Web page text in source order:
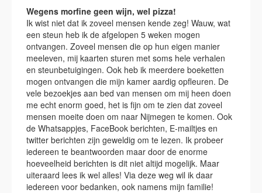
Wegens morfine geen wijn, wel pizza!
Ik wist niet dat ik zoveel mensen kende zeg! Wauw, wat
een steun heb ik de afgelopen 5 weken mogen
ontvangen. Zoveel mensen die op hun eigen manier
meeleven, mij kaarten sturen met soms hele verhalen
en steunbetuigingen. Ook heb ik meerdere boeketten
mogen ontvangen die mijn kamer aardig opfleuren. De
vele bezoekjes aan bed van mensen om mij heen doen
me echt enorm goed, het is fijn om te zien dat zoveel
mensen moeite doen om naar Nijmegen te komen. Ook
de Whatsappjes, FaceBook berichten, E-mailtjes en
twitter berichten zijn geweldig om te lezen. Ik probeer
iedereen te beantwoorden maar door de enorme
hoeveelheid berichten is dit niet altijd mogelijk. Maar
uiteraard lees ik wel alles! Via deze weg wil ik daar
iedereen voor bedanken, ook namens mijn familie!